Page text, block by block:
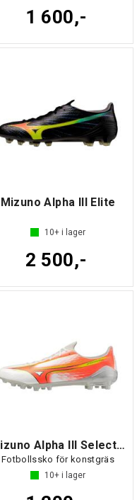
1 600,-
Mizuno Alpha III Elite
10+ i lager
2 500,-
Mizuno Alpha III Select AG
Fotbollssko för konstgräs
10+ i lager